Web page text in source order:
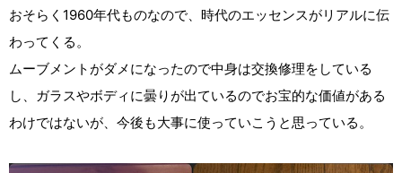
おそらく1960年代ものなので、時代のエッセンスがリアルに伝
わってくる。
ムーブメントがダメになったので中身は交換修理をしている
し、ガラスやボディに曇りが出ているのでお宝的な価値がある
わけではないが、今後も大事に使っていこうと思っている。